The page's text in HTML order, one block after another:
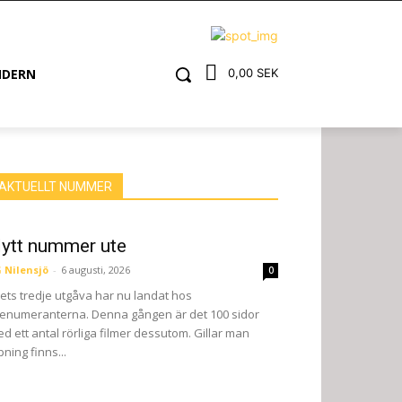
0,00 SEK
NUMMER
nummer ute
Nilensjö - 6 augusti, 2026 0
tredje utgåva har nu landat hos
Denna gången är det 100 sidor
ett antal rörliga filmer dessutom. Gillar man
finns...